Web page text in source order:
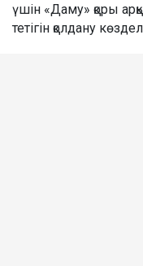
үшін «Даму» қоры
тетігін қолдану